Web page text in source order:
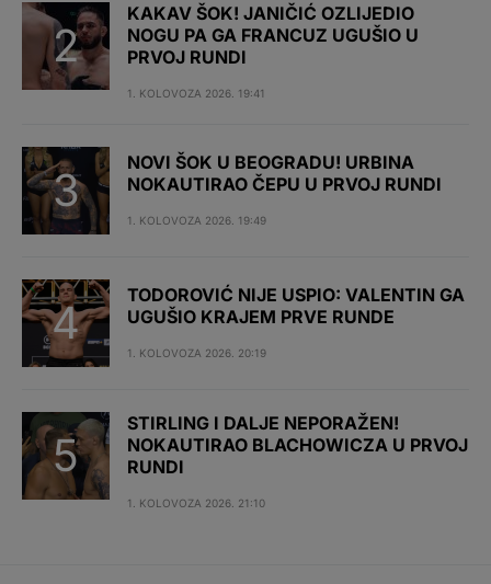
KAKAV ŠOK! JANIČIĆ OZLIJEDIO
NOGU PA GA FRANCUZ UGUŠIO U
PRVOJ RUNDI
1. KOLOVOZA 2026. 19:41
NOVI ŠOK U BEOGRADU! URBINA
NOKAUTIRAO ČEPU U PRVOJ RUNDI
1. KOLOVOZA 2026. 19:49
TODOROVIĆ NIJE USPIO: VALENTIN GA
UGUŠIO KRAJEM PRVE RUNDE
1. KOLOVOZA 2026. 20:19
STIRLING I DALJE NEPORAŽEN!
NOKAUTIRAO BLACHOWICZA U PRVOJ
RUNDI
1. KOLOVOZA 2026. 21:10